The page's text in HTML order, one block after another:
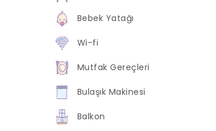
Bebek Yatağı
Wi-fi
Mutfak Gereçleri
Bulaşık Makinesi
Balkon